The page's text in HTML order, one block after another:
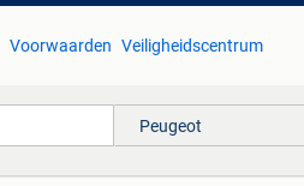
Voorwaarden Veiligheidscentrum
Peugeot